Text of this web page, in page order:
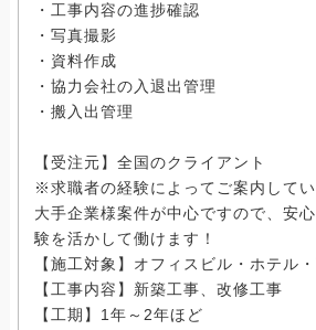
・工事内容の進捗確認
・写真撮影
・資料作成
・協力会社の入退出管理
・搬入出管理
【受注元】全国のクライアント
※求職者の経験によってご案内してい
大手企業様案件が中心ですので、安
験を活かして働けます！
【施工対象】オフィスビル・ホテル
【工事内容】新築工事、改修工事
【工期】1年～2年ほど